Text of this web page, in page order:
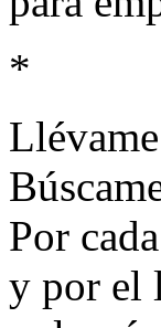
*
Por
y por el